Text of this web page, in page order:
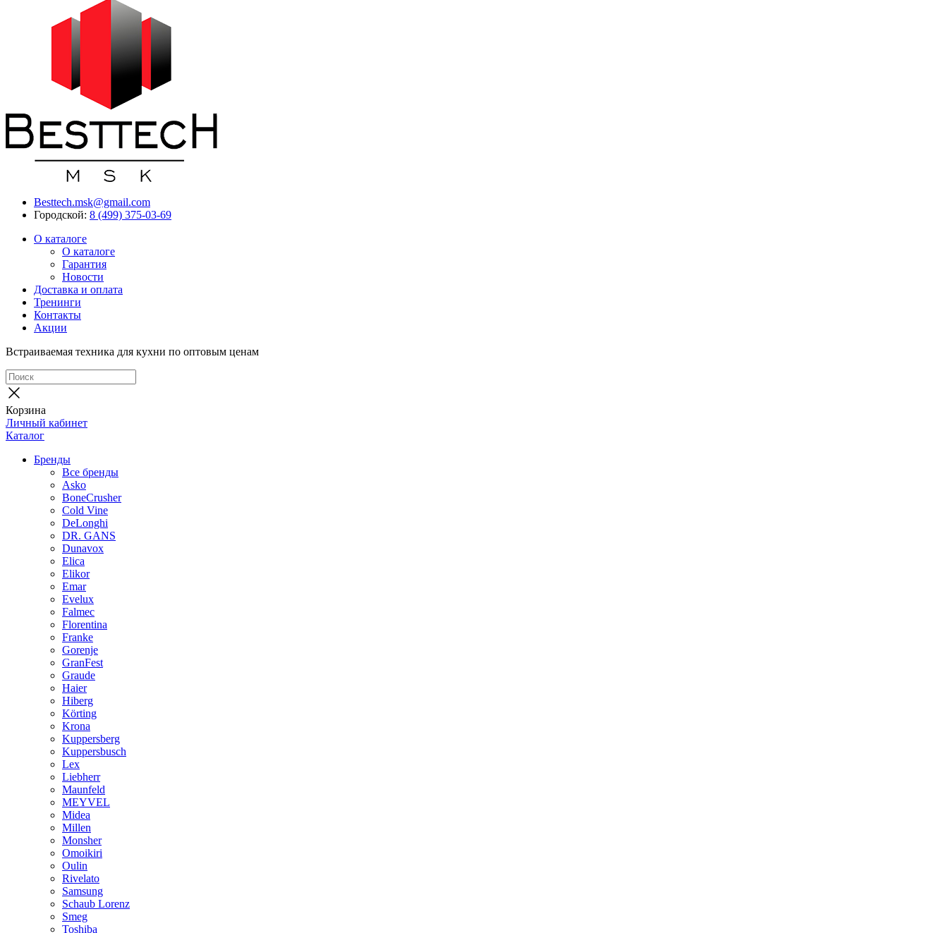
Besttech.msk@gmail.com
Городской: 8 (499) 375-03-69
О каталоге
О каталоге
Гарантия
Новости
Доставка и оплата
Тренинги
Контакты
Акции
Встраиваемая техника для кухни по оптовым ценам
Корзина
Личный кабинет
Каталог
Бренды
Все бренды
Asko
BoneCrusher
Cold Vine
DeLonghi
DR. GANS
Dunavox
Elica
Elikor
Emar
Evelux
Falmec
Florentina
Franke
Gorenje
GranFest
Graude
Haier
Hiberg
Körting
Krona
Kuppersberg
Kuppersbusch
Lex
Liebherr
Maunfeld
MEYVEL
Midea
Millen
Monsher
Omoikiri
Oulin
Rivelato
Samsung
Schaub Lorenz
Smeg
Toshiba